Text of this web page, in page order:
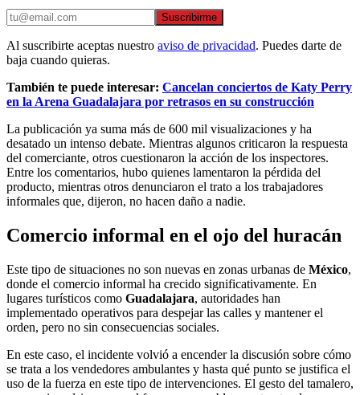
Suscribirme
Al suscribirte aceptas nuestro aviso de privacidad. Puedes darte de
baja cuando quieras.
También te puede interesar: Cancelan conciertos de Katy Perry
en la Arena Guadalajara por retrasos en su construcción
La publicación ya suma más de 600 mil visualizaciones y ha
desatado un intenso debate. Mientras algunos criticaron la respuesta
del comerciante, otros cuestionaron la acción de los inspectores.
Entre los comentarios, hubo quienes lamentaron la pérdida del
producto, mientras otros denunciaron el trato a los trabajadores
informales que, dijeron, no hacen daño a nadie.
Comercio informal en el ojo del huracán
Este tipo de situaciones no son nuevas en zonas urbanas de México,
donde el comercio informal ha crecido significativamente. En
lugares turísticos como Guadalajara, autoridades han
implementado operativos para despejar las calles y mantener el
orden, pero no sin consecuencias sociales.
En este caso, el incidente volvió a encender la discusión sobre cómo
se trata a los vendedores ambulantes y hasta qué punto se justifica el
uso de la fuerza en este tipo de intervenciones. El gesto del tamalero,